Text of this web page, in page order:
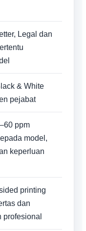
Legal dan
& White
pejabat
ppm
model,
keperluan
printing
dan
profesional